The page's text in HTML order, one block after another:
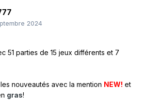
2024
51 parties de 15 jeux différents et 7
nouveautés avec la mention NEW! et
gras!